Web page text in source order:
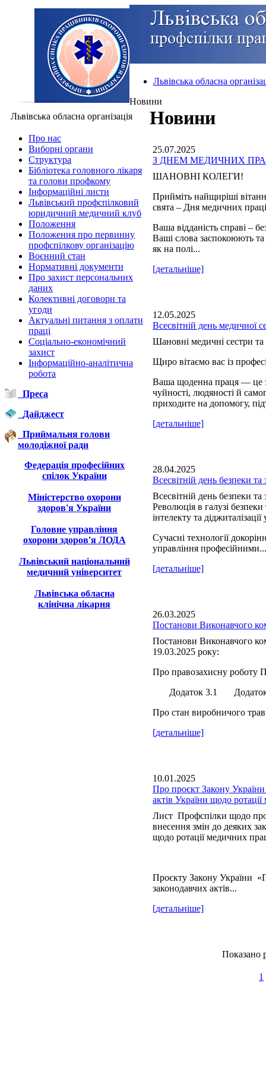
Львівська обласна
Новини
Львівська обласна організація
Про нас
Виборні органи
Структура
Бібліотека головного лікаря
та голови профкому
Інформаційні листи
Львівський профспілковий
юридичний медичний клуб
Положення
Положення про первинну
профспілкову організацію
Воєнний стан
Нормативні документи
Про захист персональних
даних
Колективні договори та
угоди
Актуальні питання з оплати
праці
Соціально-економічний
захист
Інформаційно-аналітична
робота
Преса
Дайджест
Приймальня голови
молодіжної ради
Федерація професійних
спілок України
Міністерство охорони
здоров'я України
Головне управління
охорони здоров'я ЛОДА
Львівський національний
медичний університет
Львівська обласна
клінічна лікарня
Новини
25.07.2025
З ДНЕМ МЕДИЧНИХ
ШАНОВНІ КОЛЕГИ!
Прийміть найщиріші
свята – Дня медичних
Ваша відданість справі –
Ваші слова заспокоюють
як на полі...
[детальніше]
12.05.2025
Всесвітній день медичної
Шановні медичні сестри та
Щиро вітаємо вас із
Ваша щоденна праця — це
чуйності, людяності й
приходите на допомогу,
[детальніше]
28.04.2025
Всесвітній день безпеки та
Всесвітній день безпеки та
Революція в галузі
інтелекту та
Сучасні технології
управління професійними...
[детальніше]
26.03.2025
Постанови Виконавчого
Постанови Виконавчого
19.03.2025 року:
Про правозахисну роботу
Додаток 3.1 Додаток
Про стан виробничого
[детальніше]
10.01.2025
Про проєкт Закону
актів України щодо
Лист Профспілки щодо
внесення змін до деяких
щодо ротації медичних
Проєкту Закону України
законодавчих актів...
[детальніше]
Показано
1